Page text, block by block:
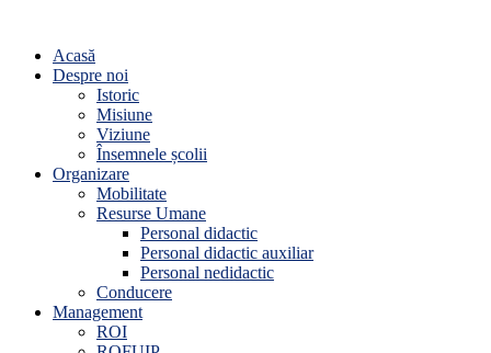
Acasă
Despre noi
Istoric
Misiune
Viziune
Însemnele școlii
Organizare
Mobilitate
Resurse Umane
Personal didactic
Personal didactic auxiliar
Personal nedidactic
Conducere
Management
ROI